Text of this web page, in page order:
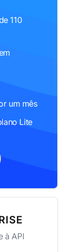
110
um mês
Lite
à API